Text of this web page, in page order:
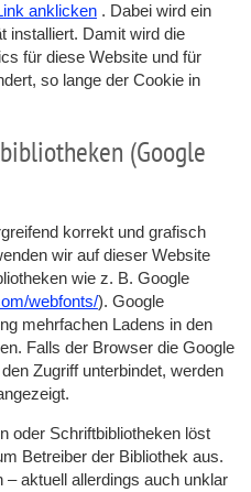
anklicken . Dabei wird ein
installiert. Damit wird die
für diese Website und für
so lange der Cookie in
(Google
korrekt und grafisch
wir auf dieser Website
wie z. B. Google
webfonts/). Google
mehrfachen Ladens in den
Falls der Browser die Google
Zugriff unterbindet, werden
oder Schriftbibliotheken löst
Betreiber der Bibliothek aus.
aktuell allerdings auch unklar